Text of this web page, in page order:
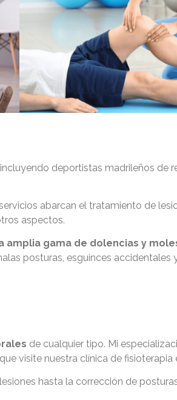
deportistas madrileños de
abarcan el tratamiento de
aspectos.
amplia gama de dolencias y
posturas, esguinces accidentales
de cualquier tipo. Mi
visite nuestra clínica de fisioterapia
hasta la corrección de